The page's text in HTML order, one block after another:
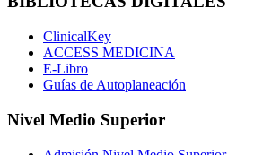
ClinicalKey
ACCESS MEDICINA
E-Libro
Guías de Autoplaneación
Nivel Medio Superior